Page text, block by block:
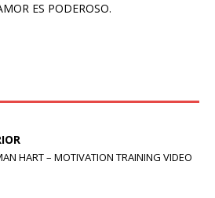
ES PODEROSO.
HART – MOTIVATION TRAINING VIDEO